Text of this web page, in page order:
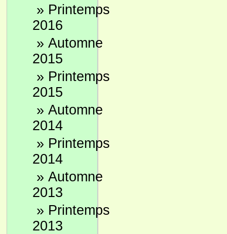
» Printemps
2016
» Automne
2015
» Printemps
2015
» Automne
2014
» Printemps
2014
» Automne
2013
» Printemps
2013